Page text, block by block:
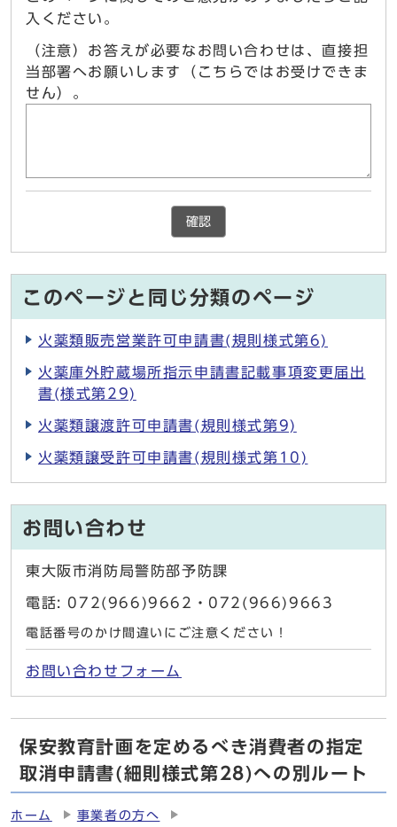
入ください。
（注意）お答えが必要なお問い合わせは、直接担
当部署へお願いします（こちらではお受けできま
せん）。
確認
このページと同じ分類のページ
火薬類販売営業許可申請書(規則様式第6)
火薬庫外貯蔵場所指示申請書記載事項変更届出
書(様式第29)
火薬類譲渡許可申請書(規則様式第9)
火薬類譲受許可申請書(規則様式第10)
お問い合わせ
東大阪市消防局警防部予防課
電話: 072(966)9662・072(966)9663
電話番号のかけ間違いにご注意ください！
お問い合わせフォーム
保安教育計画を定めるべき消費者の指定
取消申請書(細則様式第28)への別ルート
ホーム
事業者の方へ